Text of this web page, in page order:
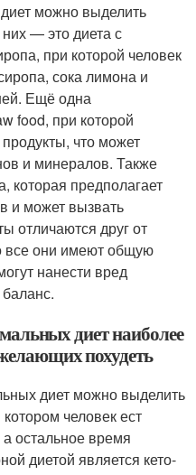
можно выделить
— это диета с
при которой человек
сока лимона и
Ещё одна
food, при которой
что может
и минералов. Также
которая предполагает
и может вызвать
отличаются друг от
все они имеют общую
нанести вред
диет наиболее
похудеть
диет можно выделить
человек ест
остальное время
диетой является кето-